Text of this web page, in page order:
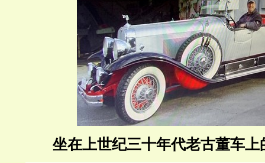
坐在上世纪三十年代老古董车上